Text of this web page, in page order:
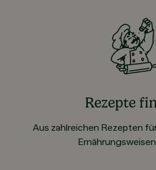
Rezepte
Aus zahlreichen Rezepten